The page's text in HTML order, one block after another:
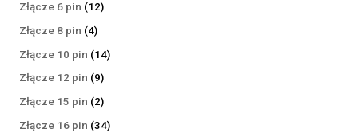
Złącze 6 pin 1212
Złącze 8 pin 44
produkty
Złącze 10 pin 1414
Złącze 12 pin 99
produktów
Złącze 15 pin 22
produkty
Złącze 16 pin 3434